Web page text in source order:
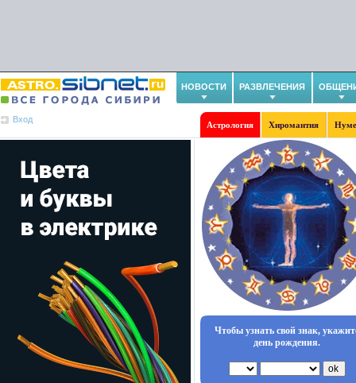
НОВОСТИ РАЗВЛЕЧЕНИЯ
Вход
Астрология Хиромантия
Чтобы узнать свой знак,
день рождения.